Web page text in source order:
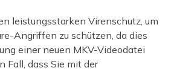
leistungsstarken Virenschutz, um
Angriffen zu schützen, da dies
einer neuen MKV-Videodatei
Fall, dass Sie mit der